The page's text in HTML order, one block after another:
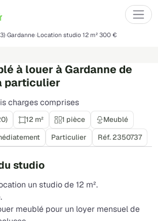
Gardanne Location studio 12 m² 300 €
à louer à Gardanne de
particulier
charges comprises
12 m² 1 pièce
Meublé
Particulier Réf. 2350737
studio
un studio de 12 m².
meublé pour un loyer mensuel de